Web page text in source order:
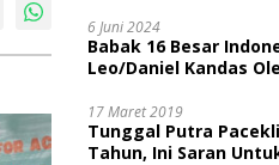
6 Juni 2024
Babak 16 Besar
Leo/Daniel Kandas
17 Maret 2019
Tunggal Putra
Tahun, Ini Saran